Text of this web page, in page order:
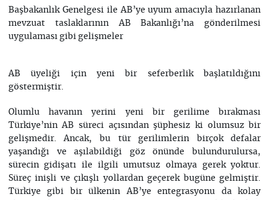
Başbakanlık Genelgesi ile AB’ye uyum amacıyla hazırlanan
mevzuat taslaklarının AB Bakanlığı’na gönderilmesi
uygulaması gibi gelişmeler
AB üyeliği için yeni bir seferberlik başlatıldığını
göstermiştir.
Olumlu havanın yerini yeni bir gerilime bırakması
Türkiye’nin AB süreci açısından şüphesiz ki olumsuz bir
gelişmedir. Ancak, bu tür gerilimlerin birçok defalar
yaşandığı ve aşılabildiği göz önünde bulundurulursa,
sürecin gidişatı ile ilgili umutsuz olmaya gerek yoktur.
Süreç inişli ve çıkışlı yollardan geçerek bugüne gelmiştir.
Türkiye gibi bir ülkenin AB’ye entegrasyonu da kolay